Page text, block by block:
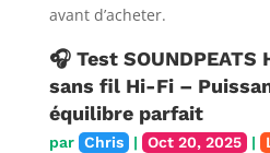
avant d’acheter.
🎧 Test SOUNDPEATS
sans fil Hi-Fi –
équilibre parfait
par Chris | Oct 20, 2025 |